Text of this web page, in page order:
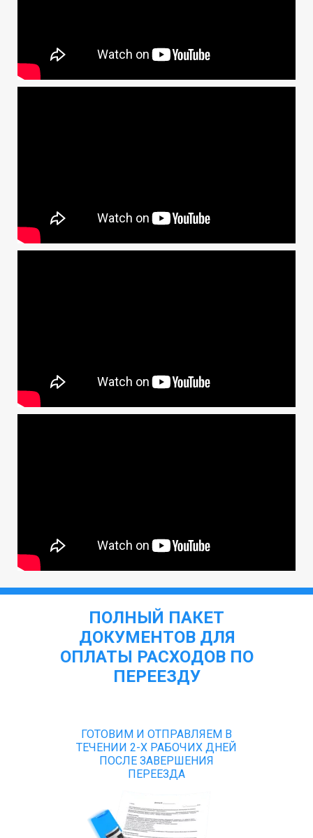
ПОЛНЫЙ ПАКЕТ
ДОКУМЕНТОВ ДЛЯ
ОПЛАТЫ РАСХОДОВ ПО
ПЕРЕЕЗДУ
ГОТОВИМ И ОТПРАВЛЯЕМ В
ТЕЧЕНИИ 2-Х РАБОЧИХ ДНЕЙ
ПОСЛЕ ЗАВЕРШЕНИЯ
ПЕРЕЕЗДА